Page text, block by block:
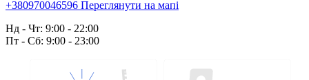
+380970046596 Переглянути на мапі
Нд - Чт: 9:00 - 22:00
Пт - Сб: 9:00 - 23:00